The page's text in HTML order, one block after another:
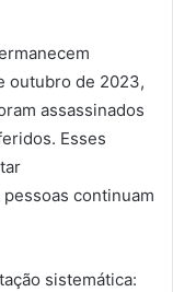
outubro de 2023,
assassinados
Esses
continuam
sistemática: